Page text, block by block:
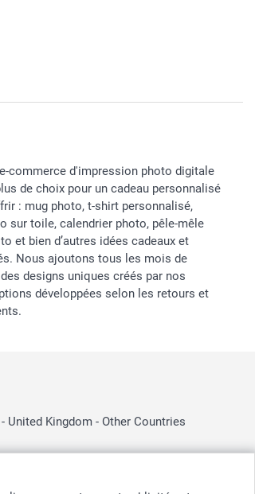
commerce d'impression photo digitale
de choix pour un cadeau personnalisé
: mug photo, t-shirt personnalisé,
sur toile, calendrier photo, pêle-mêle
et bien d’autres idées cadeaux et
Nous ajoutons tous les mois de
designs uniques créés par nos
développées selon les retours et
- United Kingdom - Other Countries